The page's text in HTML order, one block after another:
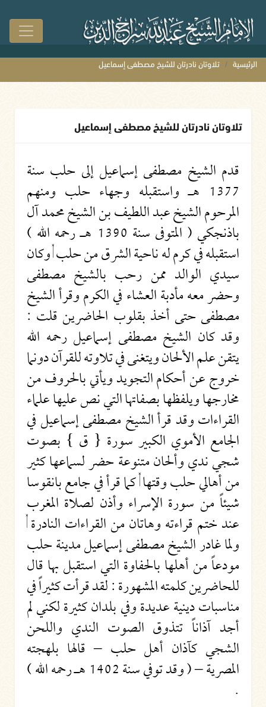
الرئيسية تلاوتان نادرتان للشيخ مصطفى إسماعيل
تلاوتان نادرتان للشيخ مصطفى إسماعيل
قدم الشيخ مصطفى إسماعيل إلى حلب سنة
1377 هـ واستقبله وجهاء حلب ومنهم
المرحوم الشيخ عبد اللطيف بن الشيخ محمد آل
باذنجكي ( المتوفى سنة 1390 هـ رحمه الله )
استقبله في كرم له ناحية الشرق من حلب , وكان
سيدي الوالد ممن رحب بالشيخ مصطفى
وحضر معه مأدبة العشاء في الكرم وقرأ الشيخ
مصطفى حتى أخذ بقلوب الحاضرين قلت :
وقد كان الشيخ مصطفى إسماعيل رحمه الله
يتقن علم الألحان ويتغنى في تلاوته للقرآن دونما
خروج عن أحكام التجويد ويأتي بالحروف من
مخارجها ويلفظها بصفاتها التي نص عليها علماء
القراءات وقد قرأ الشيخ مصطفى إسماعيل في
الجامع الأموي الكبير سورة { ق } بصوت
شجي ندي وألحان متنوعة حضر لسماعها كثير
من أهالي حلب وقتها , كما قرأ في جامع بانقوسا
شيئاً من سورة الإسراء وأذن لصلاة المغرب
عند ختم قراءته وهاتان من القراءات النادرة ,
ولما غادر الشيخ مصطفى إسماعيل مدينة حلب
مودعاً من أهلها بالحفاوة التي استقبل بها قال
للحاضرين كلمته المشهورة : لقد قرأت كثيراً في
مناسبات دينية عديدة وفي بلدان كثيرة لكني لم
أجد آذاناً تتذوق الصوت الندي واللحن
الشجي كآذان أهل حلب – قالها بلهجته
المصرية – ( وقد توفي سنة 1402 هـ رحمه الله )
.